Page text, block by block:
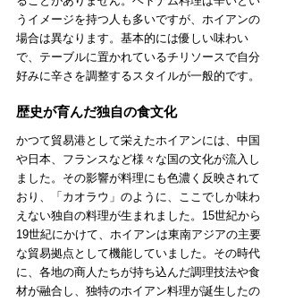
うイメージを持つ人も多いですが、ホイアンの
場合は異なります。基本的には優しい味わい
で、テーブルに置かれているチリソースで自分
好みに辛さを調整するスタイルが一般的です。
歴史が育んだ独自の食文化
かつて貿易港として栄えたホイアンには、中国
や日本、フランスなど様々な国の文化が流入し
ました。その影響が料理にも色濃く反映されて
おり、「カオラウ」のように、ここでしか味わ
えない独自の料理が生まれました。15世紀から
19世紀にかけて、ホイアンは東南アジアの主要
な貿易拠点として機能していました。その時代
に、各地の商人たちが持ち込んだ調理技法や食
材が融合し、独特のホイアン料理が誕生したの